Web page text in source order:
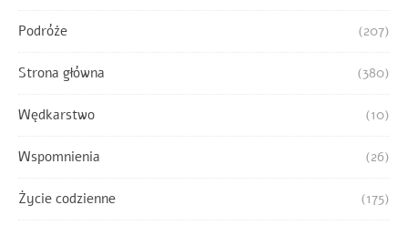
Podróże (207)
Strona główna (380)
Wędkarstwo (10)
Wspomnienia (26)
Życie codzienne (175)